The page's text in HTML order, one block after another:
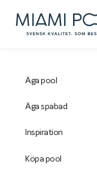
Äga pool
Äga spabad
Inspiration
Köpa pool